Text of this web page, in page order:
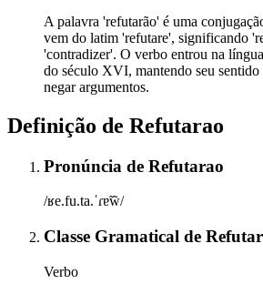
A palavra 'refutarão' é uma
vem do latim 'refutare', significando
'contradizer'. O verbo entrou na
do século XVI, mantendo seu
negar argumentos.
Definição de Refutarao
Pronúncia de Refutarao
/ʁe.fu.ta.ˈɾɐ̃w̃/
Classe Gramatical de
Verbo